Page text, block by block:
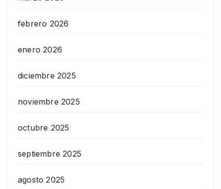
febrero 2026
enero 2026
diciembre 2025
noviembre 2025
octubre 2025
septiembre 2025
agosto 2025